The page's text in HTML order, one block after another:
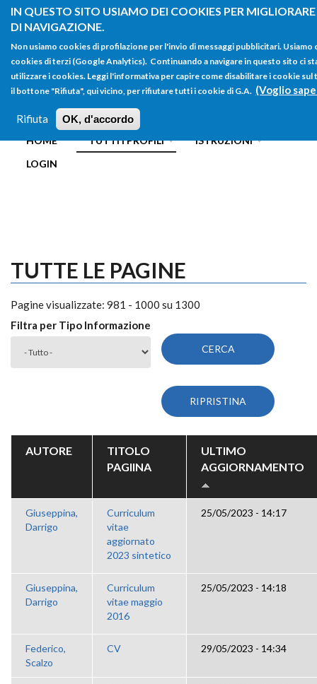
IN QUESTO SITO USIAMO DEI COOKIES PER
DI NAVIGAZIONE.
Non usiamo cookies di profilazione per l'invio di messaggi pubblicitari. Usiamo
cookies di terzi (Google Analytics). Continuando a navigare in questo sito ci
utilizzare i cookies. Leggi l'informativa per capire come disabilitare i cookie
il bottone "Rifiuta", qui vicino, per rifiutare tutti i cookie di G.A. (Voglio
Rifiuta OK, d'accordo
Salta al contenuto principale
FORM
DI
RICERCA
Main menu
HOME TUTTI I PROFILI
ISTRUZIONI
LOGIN
TUTTE LE PAGINE
Pagine visualizzate: 981 - 1000 su 1300
Filtra per Tipo Informazione
AUTORE
TITOLO
PAGIINA
ULTIMO
AGGIORNAMENTO
Giuseppina,
Darrigo
Curriculum
vitae
aggiornato
2023 sintetico
25/05/2023 - 14:17
Giuseppina,
Darrigo
Curriculum
vitae maggio
2016
25/05/2023 - 14:18
Federico,
Scalzo
CV 29/05/2023 - 14:34